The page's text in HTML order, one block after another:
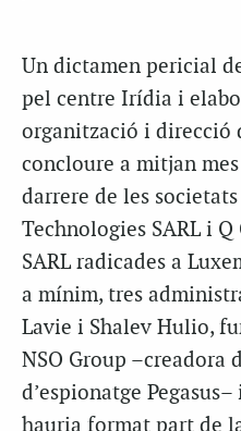
Un dictamen pericial
pel centre Irídia i
organització i direcció
concloure a mitjan
darrere de les
Technologies SARL i
SARL radicades a
a mínim, tres
Lavie i Shalev Hulio,
NSO Group –creadora
d’espionatge